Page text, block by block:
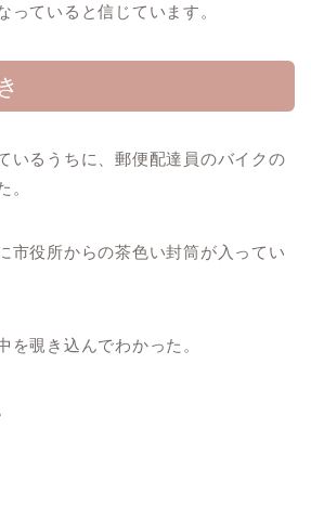
っていると信じています。
いるうちに、郵便配達員のバイクの
。
市役所からの茶色い封筒が入ってい
を覗き込んでわかった。